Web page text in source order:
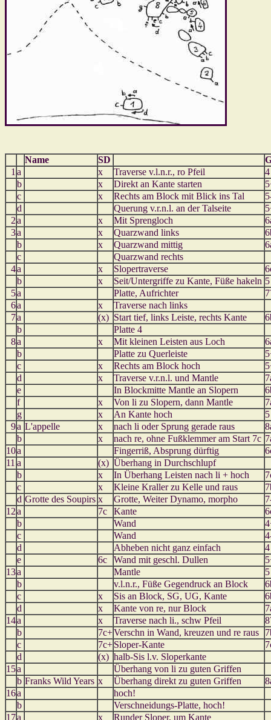
Name SD
1 a x Traverse v.l.n.r., ro Pfeil
4
b
x Direkt an Kante starten
c
x Rechts am Block mit Blick ins Tal
d
Querung v.r.n.l. an der Talseite
2a x Mit Sprengloch
3a x Quarzwand links
b
x Quarzwand mittig
c
Quarzwand rechts
4a x Slopertraverse
b
x Seit/Untergriffe zu Kante, Füße hakeln 5
5a Platte, Aufrichter
6a x
Traverse nach links
7a (x) Start tief, links Leiste, rechts Kante
b
Platte 4
8a x Mit kleinen Leisten aus Loch
b
Platte zu Querleiste
c
x Rechts am Block hoch
d
x Traverse v.r.n.l. und Mantle
e
In Blockmitte Mantle an Slopern
f
x Von li zu Slopern, dann Mantle
g
x An Kante hoch
5
9a L'appelle x nach li oder Sprung gerade raus
b
x nach re, ohne Fußklemmer am Start 7c
10a Fingerriß, Absprung dürftig
11 a (x) Überhang in Durchschlupf
b
x In Überhang Leisten nach li + hoch
c
x Kleine Kraller zu Kelle und raus
d Grotte des Soupirs x Grotte, Weiter Dynamo, morpho
12a 7c Kante
b
Wand
c
Wand
d
Abheben nicht ganz einfach
4
e
6c Wand mit geschl. Dullen
13a Mantle
5
b
v.l.n.r., Füße Gegendruck an Block
c
x Sis an Block, SG, UG, Kante
d
x Kante von re, nur Block
14a x Traverse nach li., schw Pfeil
b
7c+Verschn in Wand, kreuzen und re raus
c
7c+Sloper-Kante
d
(x) halb-Sis l.v. Sloperkante
15a
Überhang von li zu guten Griffen
b Franks Wild Years x Überhang direkt zu guten Griffen
16a
hoch!
b
Verschneidungs-Platte, hoch!
17a x Runder Sloper, um Kante